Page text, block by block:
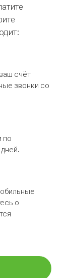
счёт
звонки со
по
о